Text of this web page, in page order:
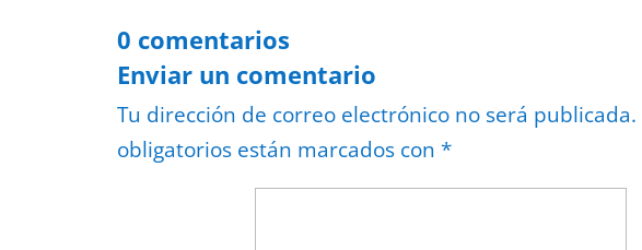
0 comentarios
Enviar un comentario
Tu dirección de correo electrónico no será publicada.
obligatorios están marcados con *